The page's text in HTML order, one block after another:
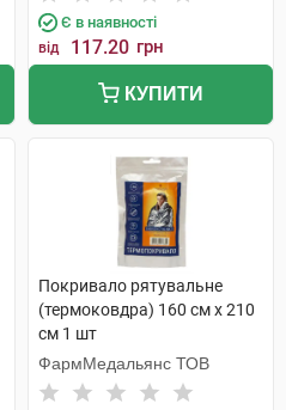
Є в наявності
від 117.20 грн
КУПИТИ
Покривало рятувальне
(термоковдра) 160 см х 210
см 1 шт
ФармМедальянс ТОВ